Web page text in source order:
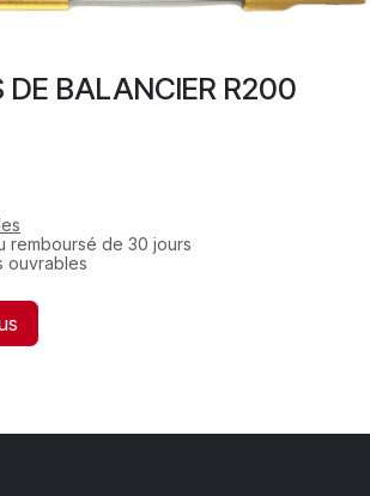
DE BALANCIER R200
remboursé de 30 jours
ouvrables